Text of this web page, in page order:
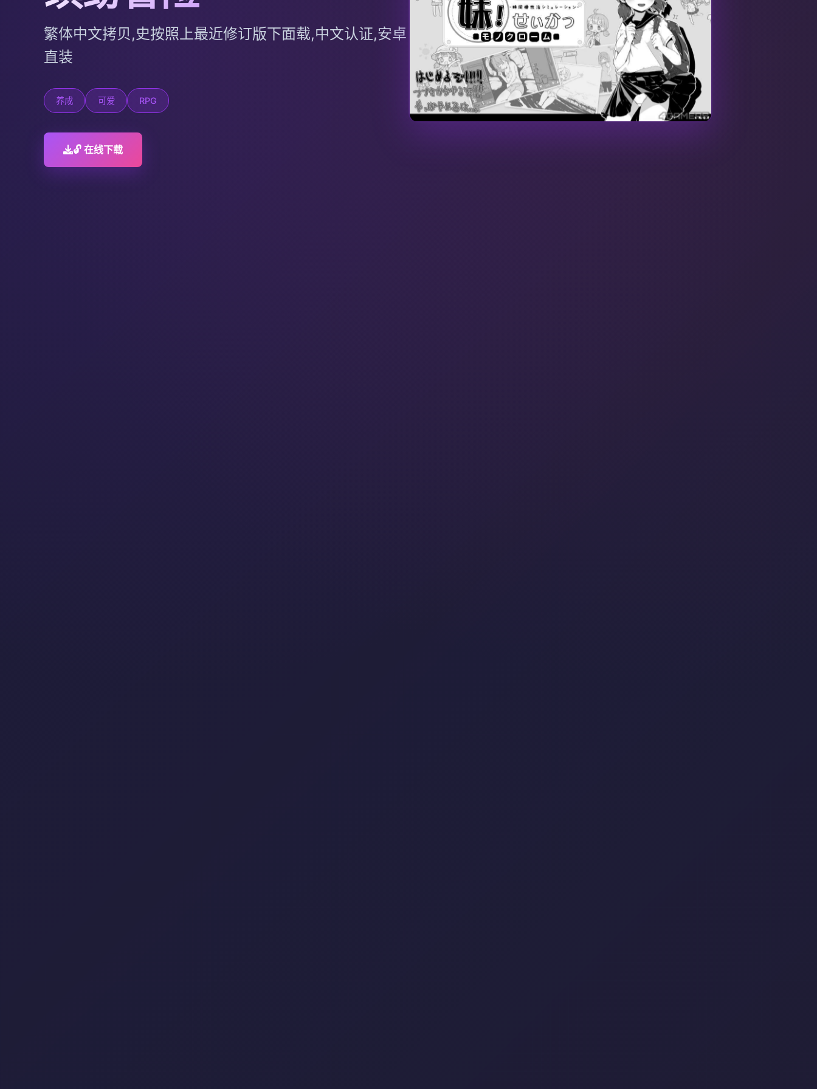
繁体中文拷贝,史按照上最近修订版下面载,中文认证,安卓
直装
养成 可爱 RPG
🔓 在线下载